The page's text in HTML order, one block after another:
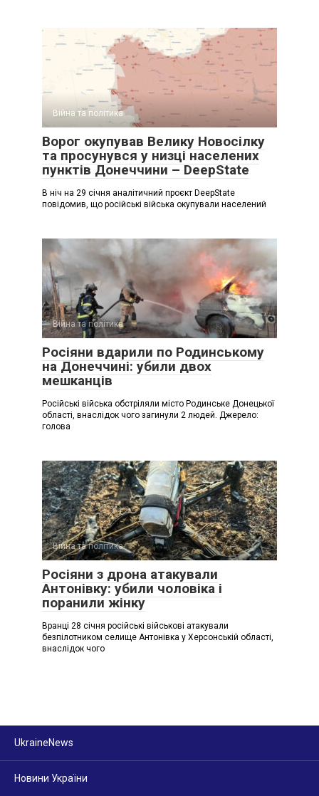
Війна та політика
Ворог окупував Велику Новосілку
та просунувся у низці населених
пунктів Донеччини – DeepState
В ніч на 29 січня аналітичний проєкт DeepState
повідомив, що російські війська окупували населений
Війна та політика
Росіяни вдарили по Родинському
на Донеччині: убили двох
мешканців
Російські війська обстріляли місто Родинське Донецької
області, внаслідок чого загинули 2 людей. Джерело:
голова
Війна та політика
Росіяни з дрона атакували
Антонівку: убили чоловіка і
поранили жінку
Вранці 28 січня російські військові атакували
безпілотником селище Антонівка у Херсонській області,
внаслідок чого
UkraineNews
Новини України